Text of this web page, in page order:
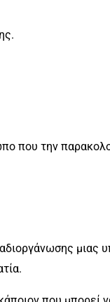
που την
μιας